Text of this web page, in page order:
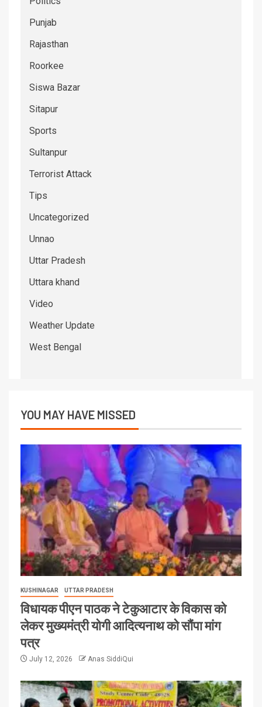
Punjab
Rajasthan
Roorkee
Siswa Bazar
Sitapur
Sports
Sultanpur
Terrorist Attack
Tips
Uncategorized
Unnao
Uttar Pradesh
Uttara khand
Video
Weather Update
West Bengal
YOU MAY HAVE MISSED
KUSHINAGAR UTTAR PRADESH
विधायक पीएन पाठक ने टेकुआटार के विकास को
लेकर मुख्यमंत्री योगी आदित्यनाथ को सौंपा मांग
पत्र
July 12, 2026 Anas SiddiQui